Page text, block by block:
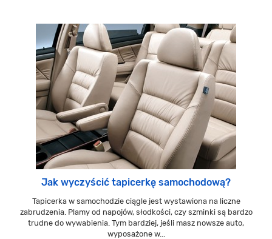
Jak wyczyścić tapicerkę samochodową?
Tapicerka w samochodzie ciągle jest wystawiona na liczne
zabrudzenia. Plamy od napojów, słodkości, czy szminki są bardzo
trudne do wywabienia. Tym bardziej, jeśli masz nowsze auto,
wyposażone w...